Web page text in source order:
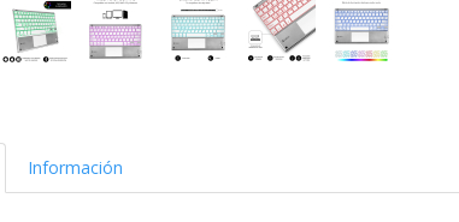
Información